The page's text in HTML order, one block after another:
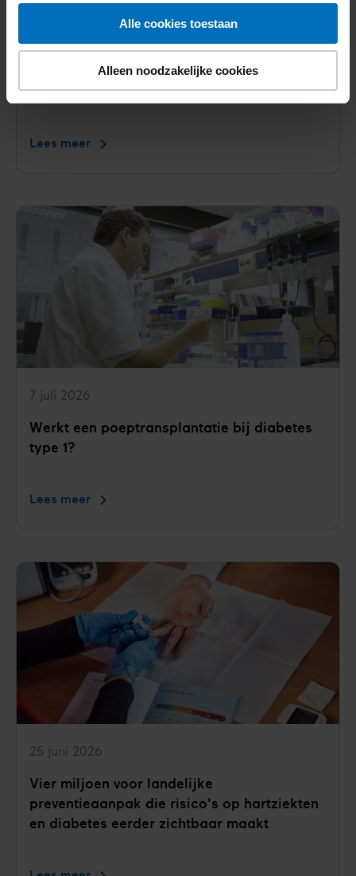
Alle cookies toestaan
Alleen noodzakelijke cookies
Diabeteszorg te veel werk voor
jongvolwassenen met diabetes type 1
Lees meer Diabeteszorg
voor
jongvolwassenen
met
diabetes
Werkt een poeptransplantatie bij diabetes
type 1?
7 juli 2026
Lees meer Werkt
diabetes
type
1?
Vier miljoen voor landelijke
preventieaanpak die risico's op hartziekten
en diabetes eerder zichtbaar maakt
25 juni 2026